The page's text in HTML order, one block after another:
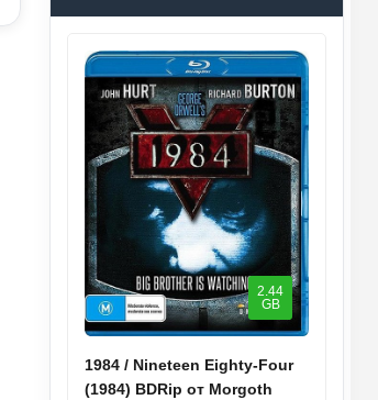
2.44
GB
1984 / Nineteen Eighty-Four
(1984) BDRip от Morgoth